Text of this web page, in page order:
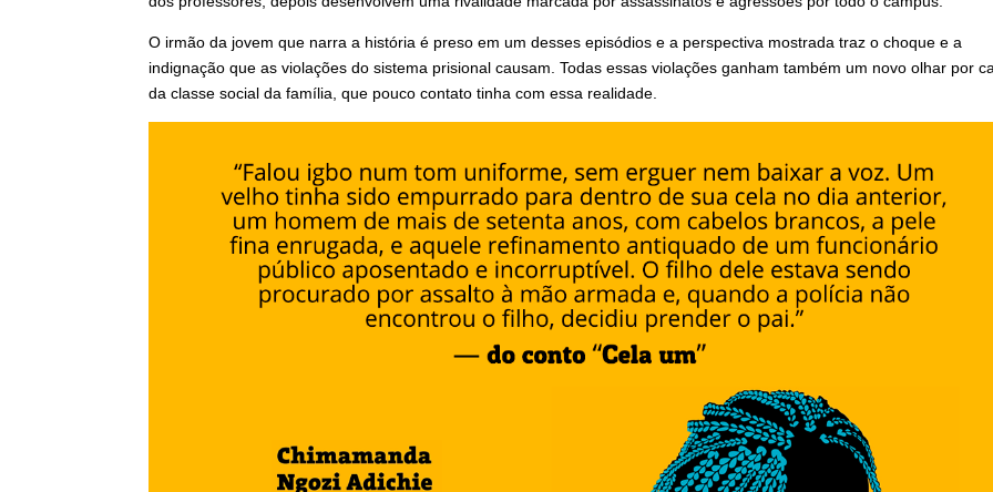
O irmão da jovem que narra a história é preso em um desses episódios e a perspectiva mostrada traz o choque e a
indignação que as violações do sistema prisional causam. Todas essas violações ganham também um novo olhar por
da classe social da família, que pouco contato tinha com essa realidade.